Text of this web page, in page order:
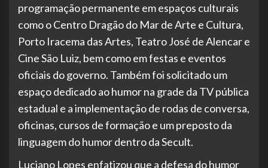
programação permanente em espaços culturais
como o Centro Dragão do Mar de Arte e Cultura,
Porto Iracema das Artes, Teatro José de Alencar e
Cine São Luiz, bem como em festas e eventos
oficiais do governo. Também foi solicitado um
espaço dedicado ao humor na grade da TV pública
estadual e a implementação de rodas de conversa,
oficinas, cursos de formação e um preposto da
linguagem do humor dentro da Secult.
Luciano Lopes enfatizou que a defesa do humor